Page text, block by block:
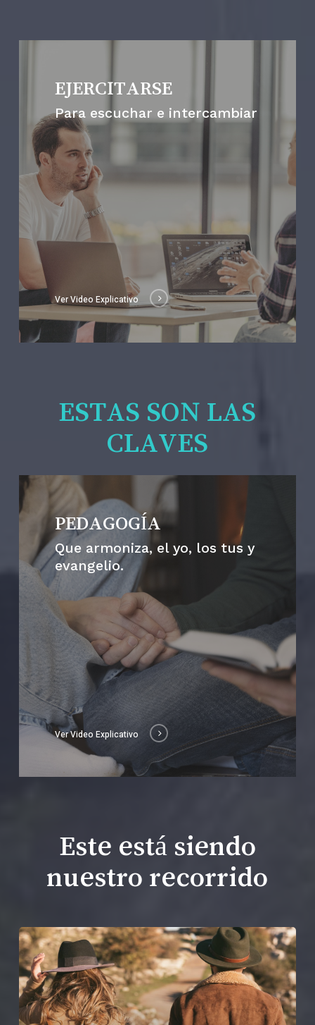
EJERCITARSE
Para escuchar e intercambiar
Ver Video Explicativo
ESTAS SON LAS
CLAVES
PEDAGOGÍA
Que armoniza, el yo, los tus y
evangelio.
Ver Video Explicativo
Este está siendo
nuestro recorrido